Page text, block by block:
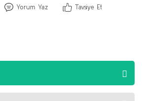
Yorum Yaz Tavsiye Et